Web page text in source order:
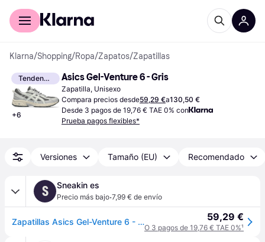
Comprar con Klarna
Klarna/Shopping/Ropa/Zapatos/Zapatillas
Tendencia
+6
Asics Gel-Venture 6 - Gris
Zapatilla, Unisexo
Compara precios desde59,29 €a130,50 €
Desde 3 pagos de 19,76 € TAE 0% con
Prueba pagos flexibles*
Versiones Tamaño (EU) Recomendado
S Sneakin es
Precio más bajo·7,99 € de envío
Zapatillas Asics Gel-Venture 6 - Gris - 39,5 59,29 €
O 3 pagos de 19,76 € TAE 0%¹